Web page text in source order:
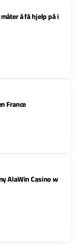
å få hjelp på i
France
AlaWin Casino w